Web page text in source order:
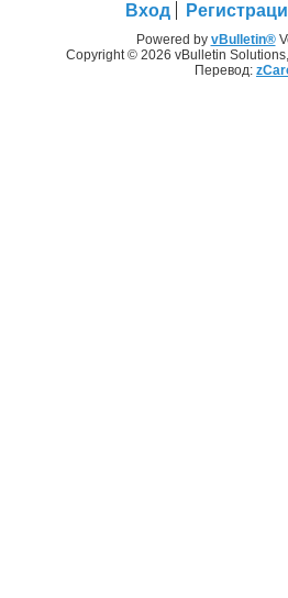
Вход
Powered by vBulletin®
Copyright © 2026 vBulletin
Перевод: